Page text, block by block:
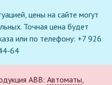
цены на сайте могут
Точная цена будет
или по телефону: +7 926
64
ABB: Автоматы,